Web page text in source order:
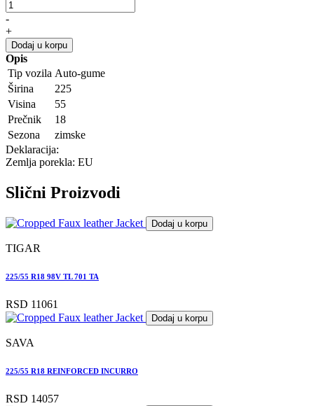
-
+
Dodaj u korpu
Opis
Tip vozila Auto-gume
Širina
225
Visina
55
Prečnik
18
Sezona
zimske
Deklaracija:
Zemlja porekla: EU
Slični Proizvodi
Dodaj u korpu
TIGAR
225/55 R18 98V TL 701 TA
RSD 11061
Dodaj u korpu
SAVA
225/55 R18 REINFORCED INCURRO
RSD 14057